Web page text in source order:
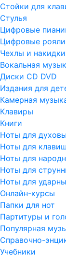
Стойки для
Стулья
Цифровые
Цифровые рояли
Чехлы и
Вокальная
Диски CD DVD
Издания для
Камерная
Клавиры
Книги
Ноты для
Ноты для
Ноты для
Ноты для
Ноты для
Онлайн-курсы
Папки для нот
Партитуры и
Популярная
Справочно-
Учебники